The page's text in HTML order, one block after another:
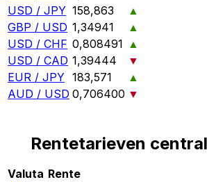
USD / JPY 158,863
▲
GBP / USD 1,34941
▲
USD / CHF 0,808491 ▲
USD / CAD 1,39444
▼
EUR / JPY 183,571
▲
AUD / USD 0,706400 ▼
Rentetarieven
Valuta Rente